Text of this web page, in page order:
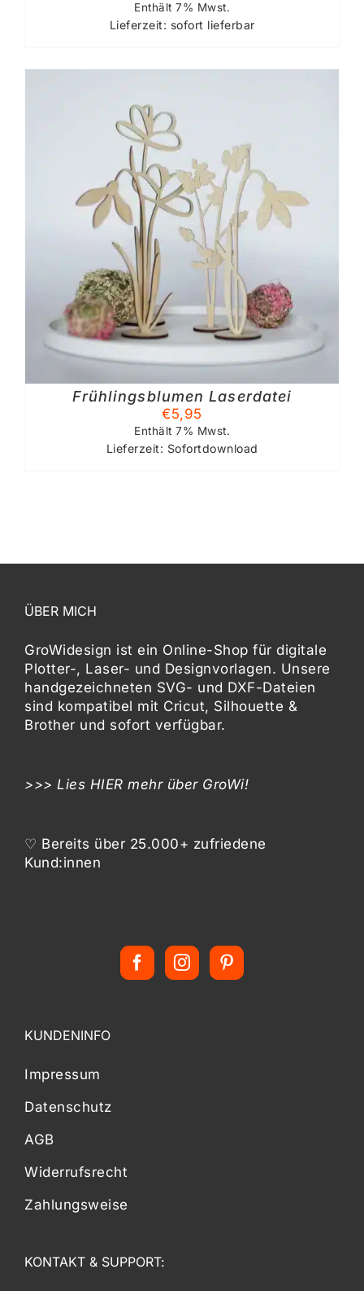
Enthält 7% Mwst.
Lieferzeit: sofort lieferbar
Frühlingsblumen Laserdatei
€5,95
Enthält 7% Mwst.
Lieferzeit: Sofortdownload
ÜBER MICH
GroWidesign ist ein Online-Shop für digitale
Plotter-, Laser- und Designvorlagen. Unsere
handgezeichneten SVG- und DXF-Dateien
sind kompatibel mit Cricut, Silhouette &
Brother und sofort verfügbar.
>>> Lies HIER mehr über GroWi!
♡ Bereits über 25.000+ zufriedene
Kund:innen
KUNDENINFO
Impressum
Datenschutz
AGB
Widerrufsrecht
Zahlungsweise
KONTAKT & SUPPORT: